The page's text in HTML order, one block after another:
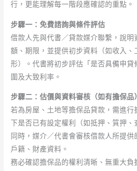
行，更能理解每一階段應確認的重點。
步驟一：免費諮詢與條件評估
借款人先與代書／貸款媒介聯繫，說明
額、期限，並提供初步資料（如收入、
形）。代書將初步評估「是否具備申貸
圍及大致利率。
步驟二：估價與資料審核（如有擔保品
若為房屋、土地等擔保品貸款，需進行
下是否已有設定權利（如抵押、質押、
同時，媒介／代書會審核借款人所提供
戶籍、財產資料。
務必確認擔保品的權利清晰、無重大負